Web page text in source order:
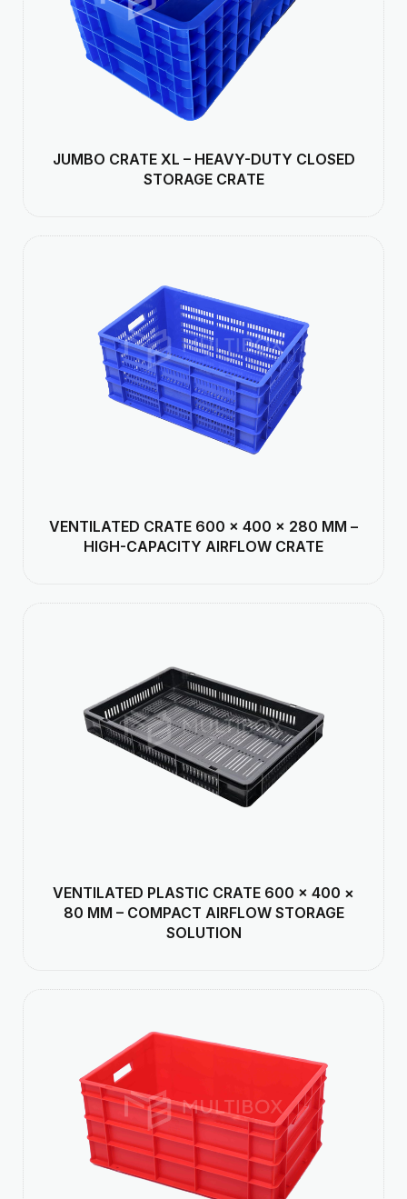
JUMBO CRATE XL – HEAVY-DUTY CLOSED
STORAGE CRATE
VENTILATED CRATE 600 × 400 × 280 MM –
HIGH-CAPACITY AIRFLOW CRATE
VENTILATED PLASTIC CRATE 600 × 400 ×
80 MM – COMPACT AIRFLOW STORAGE
SOLUTION